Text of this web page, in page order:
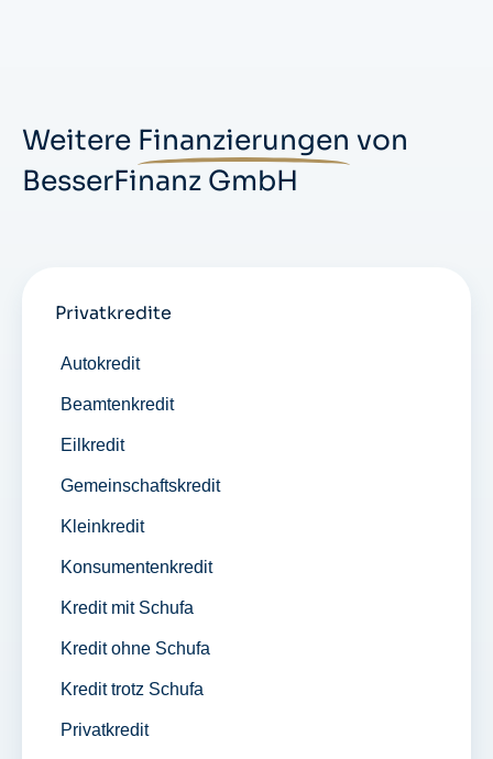
Weitere Finanzierungen von
BesserFinanz GmbH
Privatkredite
Autokredit
Beamtenkredit
Eilkredit
Gemeinschaftskredit
Kleinkredit
Konsumentenkredit
Kredit mit Schufa
Kredit ohne Schufa
Kredit trotz Schufa
Privatkredit